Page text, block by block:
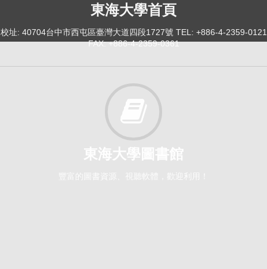
東海大學首頁
校址: 40704台中市西屯區臺灣大道四段1727號 TEL: +886-4-2359-0121
FAX: +886-4-2359-0361
東海大學圖書館
豐富的圖書資源、視聽軟體，歡迎利用！